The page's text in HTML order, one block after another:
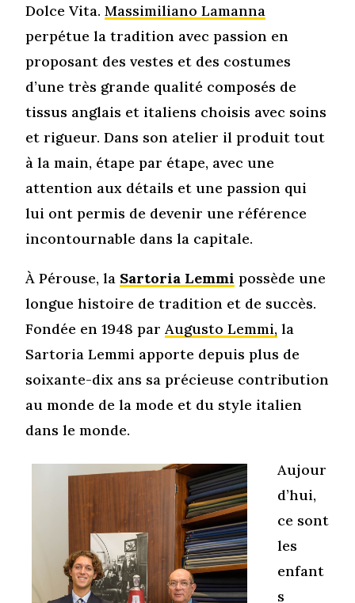
Dolce Vita.Massimiliano Lamanna
perpétue la tradition avec passion en
proposant des vestes et des costumes
d’une très grande qualité composés de
tissus anglais et italiens choisis avec soins
et rigueur. Dans son atelier il produit tout
à la main, étape par étape, avec une
attention aux détails et une passion qui
lui ont permis de devenir une référence
incontournable dans la capitale.
À Pérouse, la Sartoria Lemmi possède une
longue histoire de tradition et de succès.
Fondée en 1948 parAugusto Lemmi, la
Sartoria Lemmi apporte depuis plus de
soixante-dix ans sa précieuse contribution
au monde de la mode et du style italien
dans le monde.
Aujour
d’hui,
ce sont
les
enfant
s